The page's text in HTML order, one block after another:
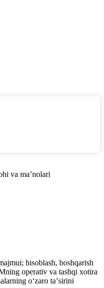
va ma’nolari
hisoblash, boshqarish
operativ va tashqi xotira
oʻzaro taʼsirini